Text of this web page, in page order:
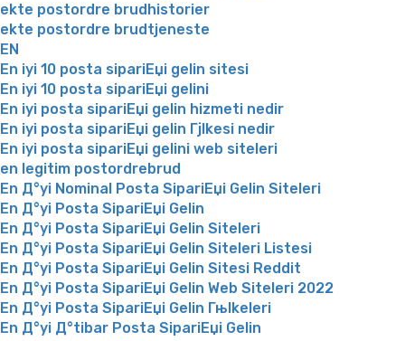
ekte postordre brudhistorier
ekte postordre brudtjeneste
EN
En iyi 10 posta sipariЕџi gelin sitesi
En iyi 10 posta sipariЕџi gelini
En iyi posta sipariЕџi gelin hizmeti nedir
En iyi posta sipariЕџi gelin Гјlkesi nedir
En iyi posta sipariЕџi gelini web siteleri
en legitim postordrebrud
En Д°yi Nominal Posta SipariЕџi Gelin Siteleri
En Д°yi Posta SipariЕџi Gelin
En Д°yi Posta SipariЕџi Gelin Siteleri
En Д°yi Posta SipariЕџi Gelin Siteleri Listesi
En Д°yi Posta SipariЕџi Gelin Sitesi Reddit
En Д°yi Posta SipariЕџi Gelin Web Siteleri 2022
En Д°yi Posta SipariЕџi Gelin Гњlkeleri
En Д°yi Д°tibar Posta SipariЕџi Gelin